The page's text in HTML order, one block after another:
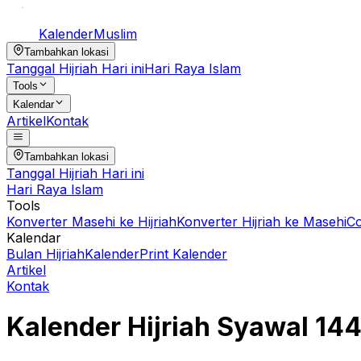
KalenderMuslim
Tambahkan lokasi
Tanggal Hijriah Hari iniHari Raya Islam
Tools
Kalendar
ArtikelKontak
Tambahkan lokasi
Tanggal Hijriah Hari ini
Hari Raya Islam
Tools
Konverter Masehi ke HijriahKonverter Hijriah ke Masehi
Kalendar
Bulan HijriahKalenderPrint Kalender
Artikel
Kontak
Kalender Hijriah Syawal